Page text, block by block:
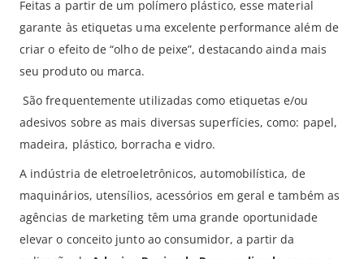
Feitas a partir de um polímero plástico, esse material
garante às etiquetas uma excelente performance além de
criar o efeito de “olho de peixe”, destacando ainda mais
seu produto ou marca.
São frequentemente utilizadas como etiquetas e/ou
adesivos sobre as mais diversas superfícies, como: papel,
madeira, plástico, borracha e vidro.
A indústria de eletroeletrônicos, automobilística, de
maquinários, utensílios, acessórios em geral e também as
agências de marketing têm uma grande oportunidade
elevar o conceito junto ao consumidor, a partir da